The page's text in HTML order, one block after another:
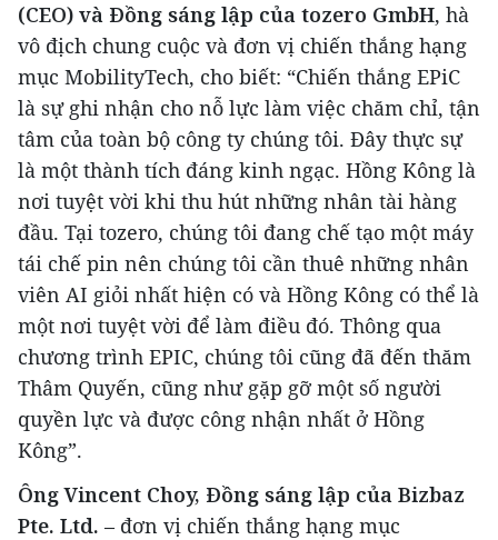
(CEO) và Đồng sáng lập của tozero GmbH, hà
vô địch chung cuộc và đơn vị chiến thắng hạng
mục MobilityTech, cho biết: “Chiến thắng EPiC
là sự ghi nhận cho nỗ lực làm việc chăm chỉ, tận
tâm của toàn bộ công ty chúng tôi. Đây thực sự
là một thành tích đáng kinh ngạc. Hồng Kông là
nơi tuyệt vời khi thu hút những nhân tài hàng
đầu. Tại tozero, chúng tôi đang chế tạo một máy
tái chế pin nên chúng tôi cần thuê những nhân
viên AI giỏi nhất hiện có và Hồng Kông có thể là
một nơi tuyệt vời để làm điều đó. Thông qua
chương trình EPIC, chúng tôi cũng đã đến thăm
Thâm Quyến, cũng như gặp gỡ một số người
quyền lực và được công nhận nhất ở Hồng
Kông”.
Ông Vincent Choy, Đồng sáng lập của Bizbaz
Pte. Ltd. – đơn vị chiến thắng hạng mục